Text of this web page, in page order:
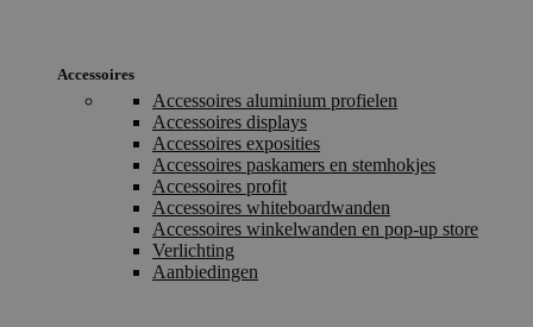
Accessoires
Accessoires aluminium profielen
Accessoires displays
Accessoires exposities
Accessoires paskamers en stemhokjes
Accessoires profit
Accessoires whiteboardwanden
Accessoires winkelwanden en pop-up store
Verlichting
Aanbiedingen